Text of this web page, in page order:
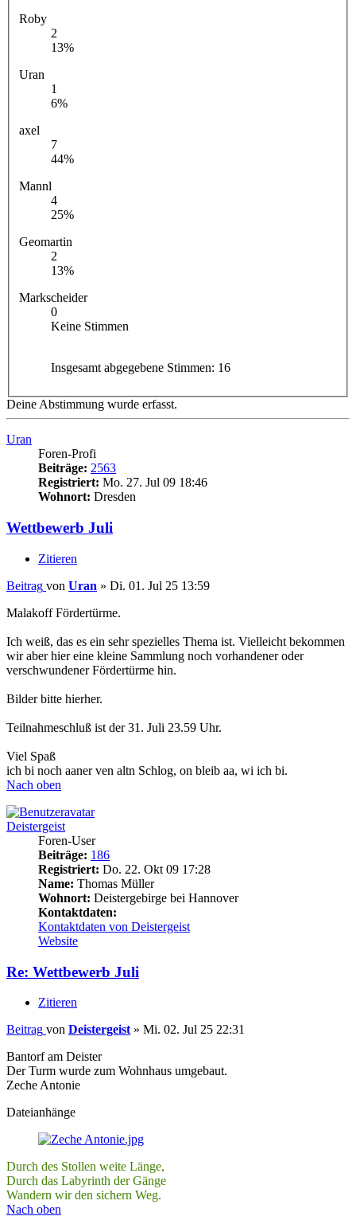
Roby
2
13%
Uran
1
6%
axel
7
44%
Mannl
4
25%
Geomartin
2
13%
Markscheider
0
Keine Stimmen
Insgesamt abgegebene Stimmen: 16
Deine Abstimmung wurde erfasst.
Uran
Foren-Profi
Beiträge: 2563
Registriert: Mo. 27. Jul 09 18:46
Wohnort: Dresden
Wettbewerb Juli
Zitieren
Beitrag von Uran » Di. 01. Jul 25 13:59
Malakoff Fördertürme.
Ich weiß, das es ein sehr spezielles Thema ist. Vielleicht bekommen
wir aber hier eine kleine Sammlung noch vorhandener oder
verschwundener Fördertürme hin.
Bilder bitte hierher.
Teilnahmeschluß ist der 31. Juli 23.59 Uhr.
Viel Spaß
ich bi noch aaner ven altn Schlog, on bleib aa, wi ich bi.
Nach oben
Deistergeist
Foren-User
Beiträge: 186
Registriert: Do. 22. Okt 09 17:28
Name: Thomas Müller
Wohnort: Deistergebirge bei Hannover
Kontaktdaten:
Kontaktdaten von Deistergeist
Website
Re: Wettbewerb Juli
Zitieren
Beitrag von Deistergeist » Mi. 02. Jul 25 22:31
Bantorf am Deister
Der Turm wurde zum Wohnhaus umgebaut.
Zeche Antonie
Dateianhänge
Durch des Stollen weite Länge,
Durch das Labyrinth der Gänge
Wandern wir den sichern Weg.
Nach oben